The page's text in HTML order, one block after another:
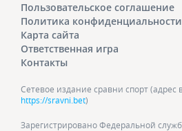
Пользовательское соглашение
Политика конфиденциальности
Карта сайта
Ответственная игра
Контакты
Сетевое издание сравни спорт (адрес
https://sravni.bet)
Зарегистрировано Федеральной